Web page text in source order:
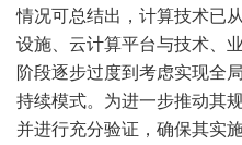
情况可总结出，计算技术已
设施、云计算平台与技术、
阶段逐步过度到考虑实现全
持续模式。为进一步推动其
并进行充分验证，确保其实